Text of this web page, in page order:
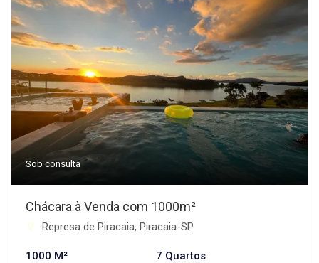
Sob consulta
Chácara à Venda com 1000m²
Represa de Piracaia, Piracaia-SP
1000 M² 7 Quartos